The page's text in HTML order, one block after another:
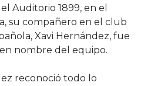
Auditorio 1899, en el
su compañero en el club
Xavi Hernández, fue
nombre del equipo.
reconoció todo lo